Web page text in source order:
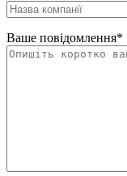
Ваше повідомлення*